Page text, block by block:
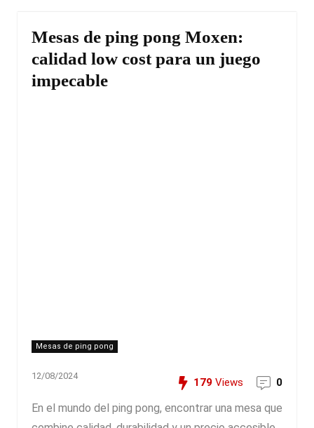
Mesas de ping pong Moxen:
calidad low cost para un juego
impecable
Mesas de ping pong
12/08/2024
179 Views 0
En el mundo del ping pong, encontrar una mesa que